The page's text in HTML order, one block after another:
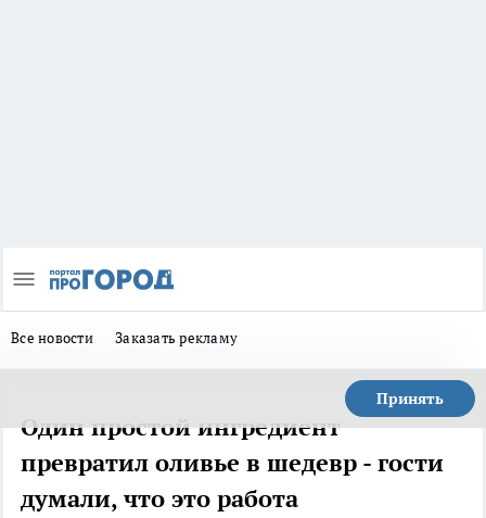
Все новости Заказать рекламу
Принять
Один простой ингредиент
превратил оливье в шедевр - гости
думали, что это работа